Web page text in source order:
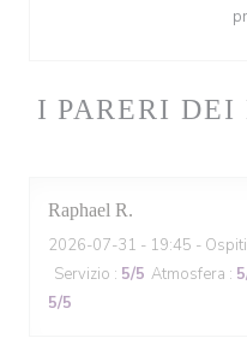
I PARERI DEI
Raphael R
2026-07-31 - 19:45 -
Servizio : 5/5 Atmosfera : 5
5/5